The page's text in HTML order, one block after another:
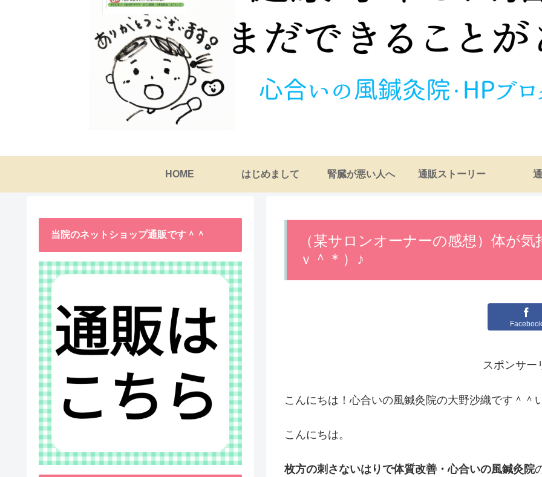
HOME はじめまして 腎臓が悪い人へ 通販ストーリー
（某サロンオーナーの感想）体が
ｖ＾＊）♪
Facebook
スポンサー
こんにちは！心合いの風鍼灸院の大野沙織です＾＾
こんにちは。
枚方の刺さないはりで体質改善・心合いの風鍼灸院
当院のネットショップ通販です＾＾